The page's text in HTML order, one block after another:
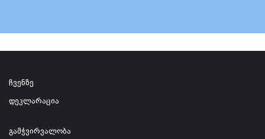
ჩვენზე
დეკლარაცია
გამჭვირვალობა